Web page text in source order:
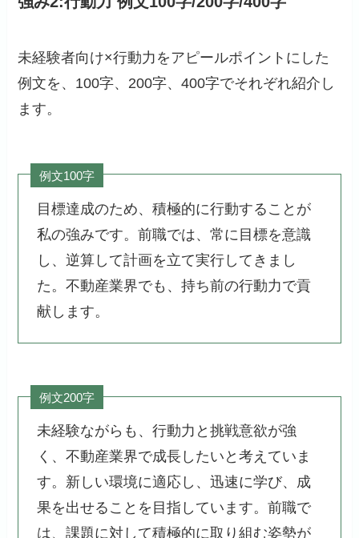
未経験者向け×行動力をアピールポイントにした
例文を、100字、200字、400字でそれぞれ紹介し
ます。
例文100字
目標達成のため、積極的に行動することが
私の強みです。前職では、常に目標を意識
し、逆算して計画を立て実行してきまし
た。不動産業界でも、持ち前の行動力で貢
献します。
例文200字
未経験ながらも、行動力と挑戦意欲が強
く、不動産業界で成長したいと考えていま
す。新しい環境に適応し、迅速に学び、成
果を出せることを目指しています。前職で
は、課題に対して積極的に取り組む姿勢が